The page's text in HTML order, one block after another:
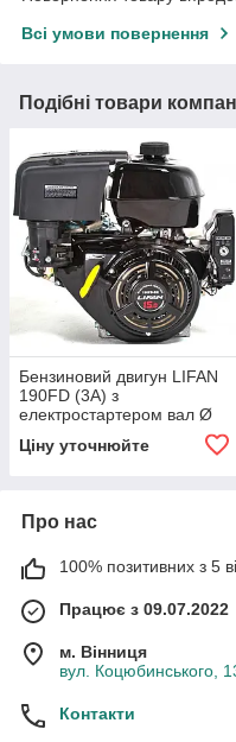
Всі умови повернення
Подібні товари
Бензиновий двигун LIFAN
190FD (3А) з
електростартером вал Ø
25 мм під шпонку (15 к.с.)
Ціну уточнюйте
Про нас
100% позитивних з 5
Працює з 09.07.2022
м. Вінниця
вул. Коцюбинського,
Контакти